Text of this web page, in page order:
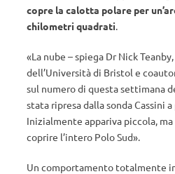
copre la calotta polare per
chilometri quadrati.
«La nube – spiega Dr Nick
dell’Università di Bristol e
sul numero di questa settimana
stata ripresa dalla sonda Cassini
Inizialmente appariva piccola,
coprire l’intero Polo Sud».
Un comportamento totalmente